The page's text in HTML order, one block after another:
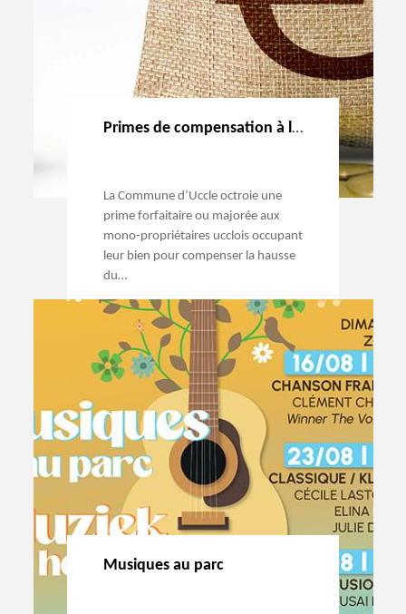
Primes de compensation à l’augmentation du précompte immobilier
La Commune d’Uccle octroie une
prime forfaitaire ou majorée aux
mono-propriétaires ucclois occupant
leur bien pour compenser la hausse
du…
→
Musiques au parc